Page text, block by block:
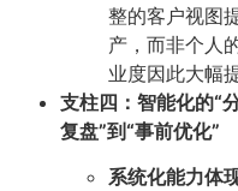
整的客户视图
产，而非个人
业度因此大幅
支柱四：智能化的“
复盘”到“事前优化”
系统化能力体